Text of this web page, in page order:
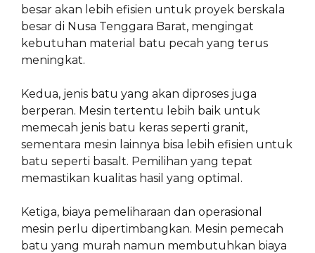
besar akan lebih efisien untuk proyek berskala
besar di Nusa Tenggara Barat, mengingat
kebutuhan material batu pecah yang terus
meningkat.
Kedua, jenis batu yang akan diproses juga
berperan. Mesin tertentu lebih baik untuk
memecah jenis batu keras seperti granit,
sementara mesin lainnya bisa lebih efisien untuk
batu seperti basalt. Pemilihan yang tepat
memastikan kualitas hasil yang optimal.
Ketiga, biaya pemeliharaan dan operasional
mesin perlu dipertimbangkan. Mesin pemecah
batu yang murah namun membutuhkan biaya